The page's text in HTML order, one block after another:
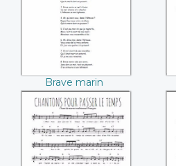
Brave marin
Chantons pour
passer le temps